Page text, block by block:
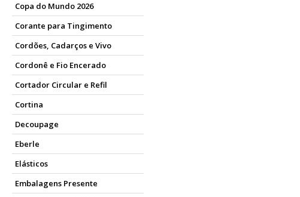
Copa do Mundo 2026
Corante para Tingimento
Cordões, Cadarços e Vivo
Cordonê e Fio Encerado
Cortador Circular e Refil
Cortina
Decoupage
Eberle
Elásticos
Embalagens Presente